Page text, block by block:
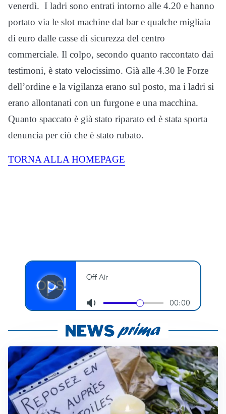
venerdì. I ladri sono entrati intorno alle 4.20 e hanno
portato via le slot machine dal bar e qualche migliaia
di euro dalle casse di sicurezza del centro
commerciale. Il colpo, secondo quanto raccontato dai
testimoni, è stato velocissimo. Già alle 4.30 le Forze
dell’ordine e la vigilanza erano sul posto, ma i ladri si
erano allontanati con un furgone e una macchina.
Quanto spaccato è già stato riparato ed è stata sporta
denuncia per ciò che è stato rubato.
TORNA ALLA HOMEPAGE